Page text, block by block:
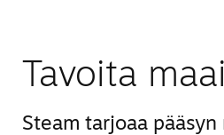
Tavoita
Steam tarjoaa